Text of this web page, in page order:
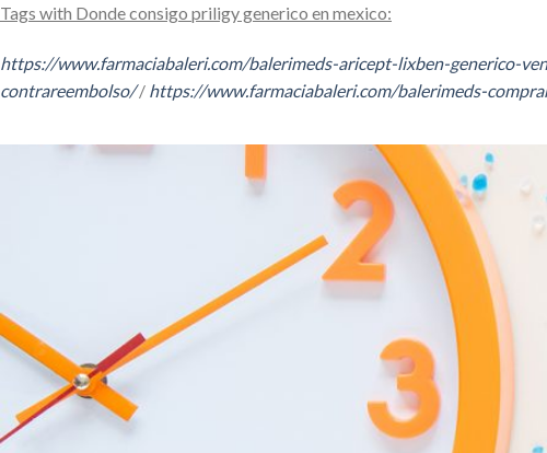
Tags with Donde consigo priligy generico en mexico:
https://www.farmaciabaleri.com/balerimeds-aricept-lixben-generico-
contrareembolso// https://www.farmaciabaleri.com/balerimeds-